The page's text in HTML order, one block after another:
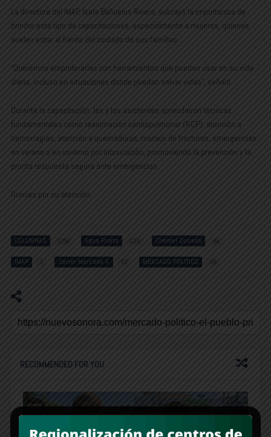
La directora del IMAP, Isela Bañuelos Rivera, subrayó la importancia de
brindar este tipo de capacitaciones, especialmente a mujeres, quienes
suelen estar al frente del cuidado de sus familias.
“Queremos empoderarlas con herramientas que puedan usar en su vida
diaria, incluso en situaciones donde puedan salvar vidas”, señaló.
Durante la capacitación, las y los asistentes aprendieron técnicas
fundamentales como reanimación cardiopulmonar (RCP), atención a
hemorragias, atención a quemaduras, manejo de fracturas, emergencias
en verano o en invierno por intoxicación, promoviendo la prevención y la
pronta respuesta segura ante emergencias.
Gracias por su atención.
COLUMNAS 1294 Agua Prieta 130 Chemel Quijada 44
IMAP 1 Javier Mercado V. 63 MERCADO POLITICO 49
RECOMMENDED FOR YOU